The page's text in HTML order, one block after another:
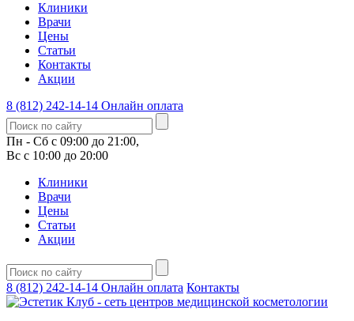
Клиники
Врачи
Цены
Статьи
Контакты
Акции
8 (812) 242-14-14 Онлайн оплата
Пн - Сб с 09:00 до 21:00,
Вс с 10:00 до 20:00
Клиники
Врачи
Цены
Статьи
Акции
8 (812) 242-14-14 Онлайн оплата Контакты